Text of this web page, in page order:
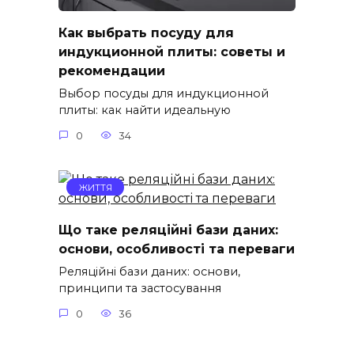
Как выбрать посуду для
индукционной плиты: советы и
рекомендации
Выбор посуды для индукционной
плиты: как найти идеальную
0 34
ЖИТТЯ
Що таке реляційні бази даних:
основи, особливості та переваги
Реляційні бази даних: основи,
принципи та застосування
0 36